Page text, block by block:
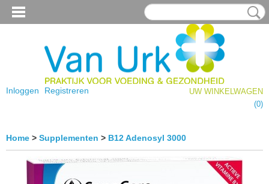
Inloggen Registreren
UW WINKELWAGEN
(0)
Home > Supplementen > B12 Adenosyl 3000